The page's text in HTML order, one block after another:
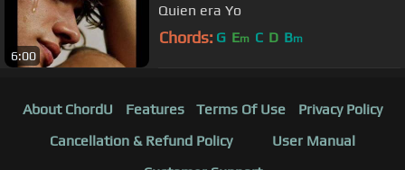
6:00
Quien era Yo
Chords: G Em C D Bm
About ChordU Features Terms Of Use
Privacy Policy
Cancellation & Refund Policy
User Manual